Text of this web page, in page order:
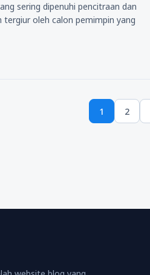
sering dipenuhi pencitraan dan
oleh calon pemimpin yang
Page
1 Page
2